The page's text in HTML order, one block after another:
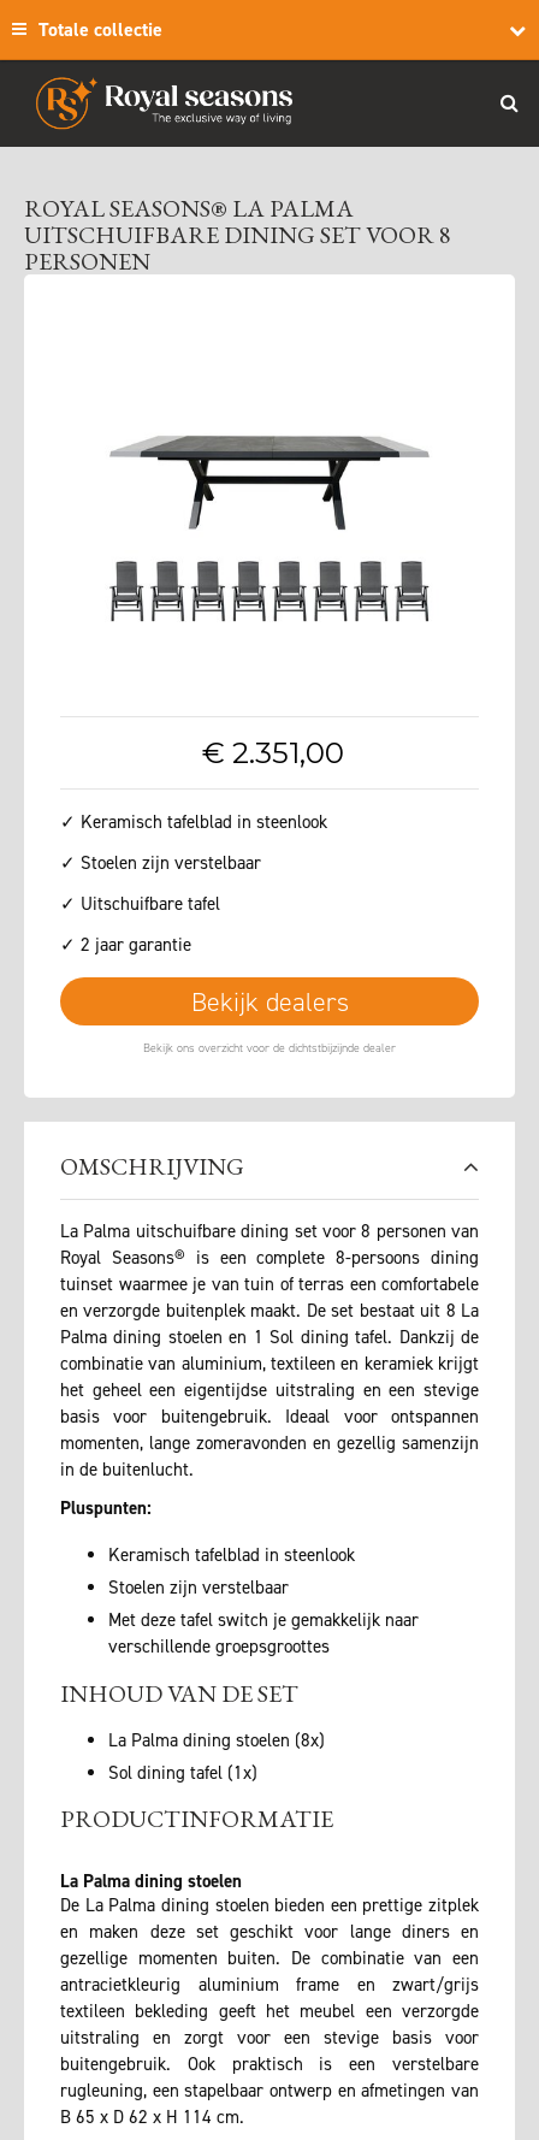
Totale collectie
ROYAL SEASONS® LA PALMA
UITSCHUIFBARE DINING SET VOOR 8
PERSONEN
€ 2.351,00
✓ Keramisch tafelblad in steenlook
✓ Stoelen zijn verstelbaar
✓ Uitschuifbare tafel
✓ 2 jaar garantie
Bekijk dealers
OMSCHRIJVING
La Palma uitschuifbare dining set voor 8 personen van
Royal Seasons® is een complete 8-persoons dining
tuinset waarmee je van tuin of terras een comfortabele
en verzorgde buitenplek maakt. De set bestaat uit 8 La
Palma dining stoelen en 1 Sol dining tafel. Dankzij de
combinatie van aluminium, textileen en keramiek krijgt
het geheel een eigentijdse uitstraling en een stevige
basis voor buitengebruik. Ideaal voor ontspannen
momenten, lange zomeravonden en gezellig samenzijn
in de buitenlucht.
Pluspunten:
Keramisch tafelblad in steenlook
Stoelen zijn verstelbaar
Met deze tafel switch je gemakkelijk naar
verschillende groepsgroottes
INHOUD VAN DE SET
La Palma dining stoelen (8x)
Sol dining tafel (1x)
PRODUCTINFORMATIE
La Palma dining stoelen
De La Palma dining stoelen bieden een prettige zitplek
en maken deze set geschikt voor lange diners en
gezellige momenten buiten. De combinatie van een
antracietkleurig aluminium frame en zwart/grijs
textileen bekleding geeft het meubel een verzorgde
uitstraling en zorgt voor een stevige basis voor
buitengebruik. Ook praktisch is een verstelbare
rugleuning, een stapelbaar ontwerp en afmetingen van
B 65 x D 62 x H 114 cm.